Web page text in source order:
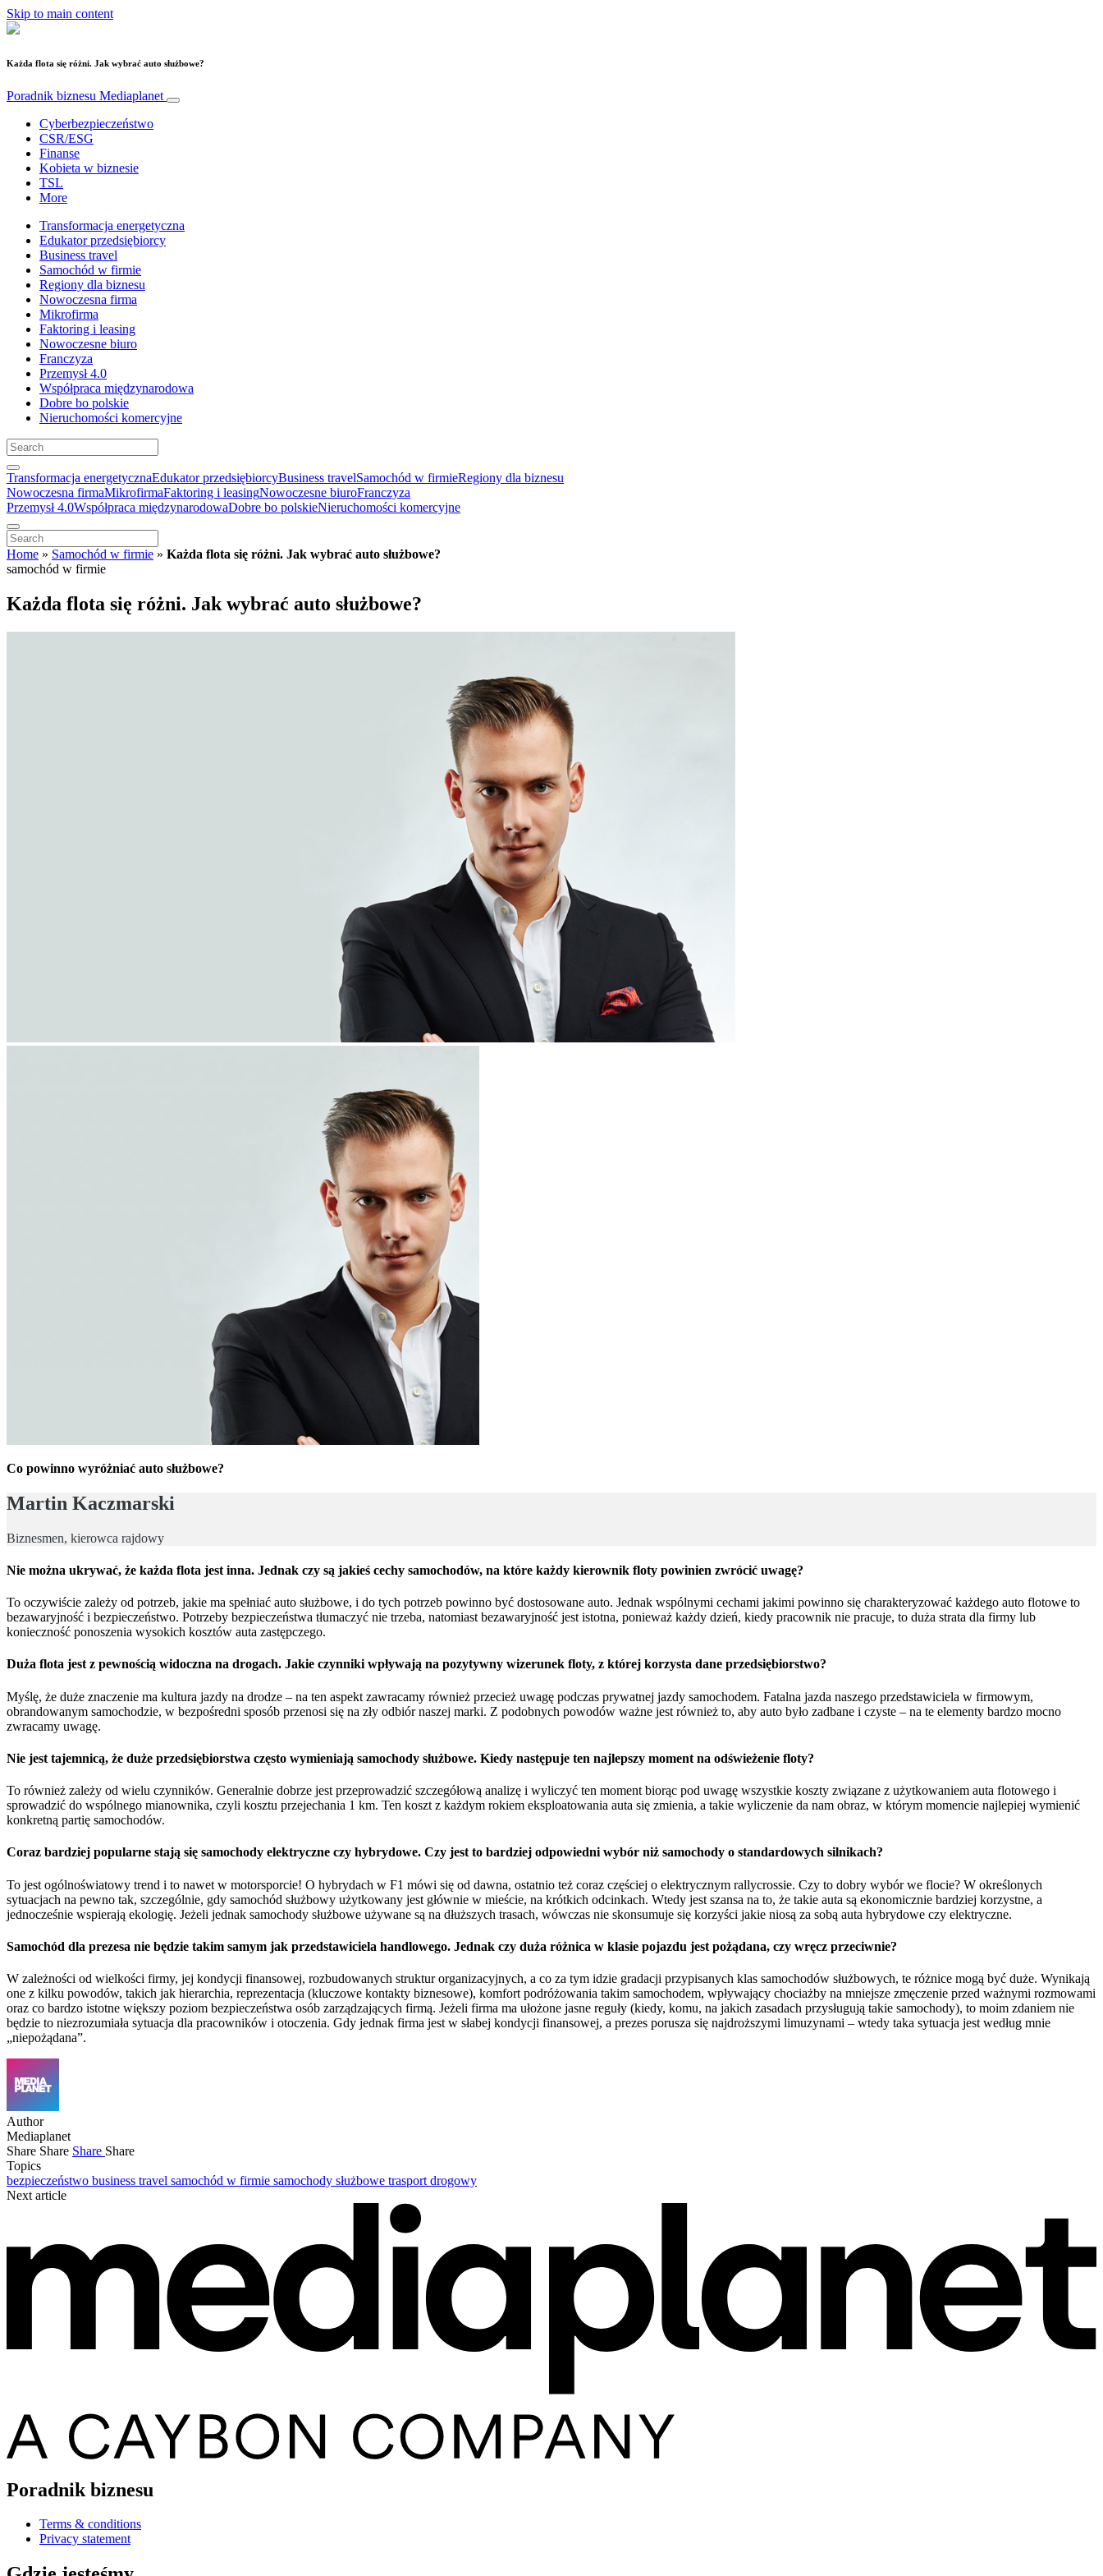
Skip to main content
Każda flota się różni. Jak wybrać auto służbowe?
Poradnik biznesu Mediaplanet
Cyberbezpieczeństwo
CSR/ESG
Finanse
Kobieta w biznesie
TSL
More
Transformacja energetyczna
Edukator przedsiębiorcy
Business travel
Samochód w firmie
Regiony dla biznesu
Nowoczesna firma
Mikrofirma
Faktoring i leasing
Nowoczesne biuro
Franczyza
Przemysł 4.0
Współpraca międzynarodowa
Dobre bo polskie
Nieruchomości komercyjne
Transformacja energetycznaEdukator przedsiębiorcyBusiness travelSamochód w firmieRegiony dla biznesu
Nowoczesna firmaMikrofirmaFaktoring i leasingNowoczesne biuroFranczyza
Przemysł 4.0Współpraca międzynarodowaDobre bo polskieNieruchomości komercyjne
Home » Samochód w firmie » Każda flota się różni. Jak wybrać auto służbowe?
samochód w firmie
Każda flota się różni. Jak wybrać auto służbowe?
Co powinno wyróżniać auto służbowe?
Martin Kaczmarski
Biznesmen, kierowca rajdowy
Nie można ukrywać, że każda flota jest inna. Jednak czy są jakieś cechy samochodów, na które każdy kierownik floty powinien zwrócić uwagę?
To oczywiście zależy od potrzeb, jakie ma spełniać auto służbowe, i do tych potrzeb powinno być dostosowane auto. Jednak wspólnymi cechami jakimi powinno się charakteryzować każdego auto flotowe to
bezawaryjność i bezpieczeństwo. Potrzeby bezpieczeństwa tłumaczyć nie trzeba, natomiast bezawaryjność jest istotna, ponieważ każdy dzień, kiedy pracownik nie pracuje, to duża strata dla firmy lub
konieczność ponoszenia wysokich kosztów auta zastępczego.
Duża flota jest z pewnością widoczna na drogach. Jakie czynniki wpływają na pozytywny wizerunek floty, z której korzysta dane przedsiębiorstwo?
Myślę, że duże znaczenie ma kultura jazdy na drodze – na ten aspekt zawracamy również przecież uwagę podczas prywatnej jazdy samochodem. Fatalna jazda naszego przedstawiciela w firmowym,
obrandowanym samochodzie, w bezpośredni sposób przenosi się na zły odbiór naszej marki. Z podobnych powodów ważne jest również to, aby auto było zadbane i czyste – na te elementy bardzo mocno
zwracamy uwagę.
Nie jest tajemnicą, że duże przedsiębiorstwa często wymieniają samochody służbowe. Kiedy następuje ten najlepszy moment na odświeżenie floty?
To również zależy od wielu czynników. Generalnie dobrze jest przeprowadzić szczegółową analizę i wyliczyć ten moment biorąc pod uwagę wszystkie koszty związane z użytkowaniem auta flotowego i
sprowadzić do wspólnego mianownika, czyli kosztu przejechania 1 km. Ten koszt z każdym rokiem eksploatowania auta się zmienia, a takie wyliczenie da nam obraz, w którym momencie najlepiej wymienić
konkretną partię samochodów.
Coraz bardziej popularne stają się samochody elektryczne czy hybrydowe. Czy jest to bardziej odpowiedni wybór niż samochody o standardowych silnikach?
To jest ogólnoświatowy trend i to nawet w motorsporcie! O hybrydach w F1 mówi się od dawna, ostatnio też coraz częściej o elektrycznym rallycrossie. Czy to dobry wybór we flocie? W określonych
sytuacjach na pewno tak, szczególnie, gdy samochód służbowy użytkowany jest głównie w mieście, na krótkich odcinkach. Wtedy jest szansa na to, że takie auta są ekonomicznie bardziej korzystne, a
jednocześnie wspierają ekologię. Jeżeli jednak samochody służbowe używane są na dłuższych trasach, wówczas nie skonsumuje się korzyści jakie niosą za sobą auta hybrydowe czy elektryczne.
Samochód dla prezesa nie będzie takim samym jak przedstawiciela handlowego. Jednak czy duża różnica w klasie pojazdu jest pożądana, czy wręcz przeciwnie?
W zależności od wielkości firmy, jej kondycji finansowej, rozbudowanych struktur organizacyjnych, a co za tym idzie gradacji przypisanych klas samochodów służbowych, te różnice mogą być duże. Wynikają
one z kilku powodów, takich jak hierarchia, reprezentacja (kluczowe kontakty biznesowe), komfort podróżowania takim samochodem, wpływający chociażby na mniejsze zmęczenie przed ważnymi rozmowami
oraz co bardzo istotne większy poziom bezpieczeństwa osób zarządzających firmą. Jeżeli firma ma ułożone jasne reguły (kiedy, komu, na jakich zasadach przysługują takie samochody), to moim zdaniem nie
będzie to niezrozumiała sytuacja dla pracowników i otoczenia. Gdy jednak firma jest w słabej kondycji finansowej, a prezes porusza się najdroższymi limuzynami – wtedy taka sytuacja jest według mnie
„niepożądana”.
Author
Mediaplanet
Share Share Share Share
Topics
bezpieczeństwo business travel samochód w firmie samochody służbowe trasport drogowy
Next article
Poradnik biznesu
Terms & conditions
Privacy statement